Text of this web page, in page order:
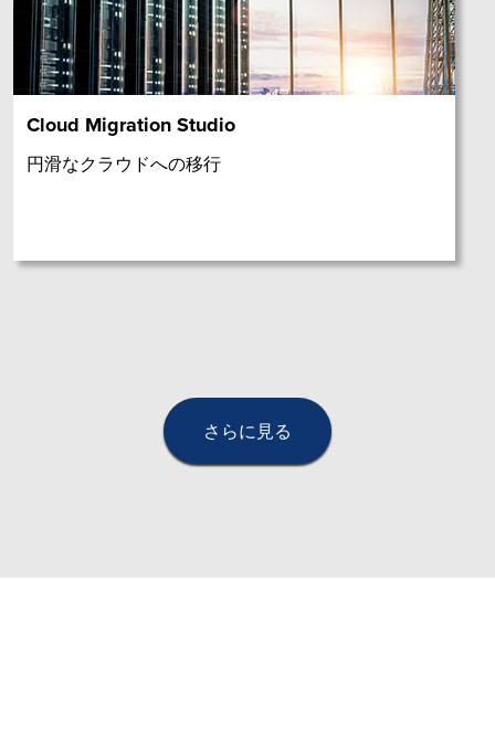
Cloud Migration Studio
円滑なクラウドへの移行
さらに見る